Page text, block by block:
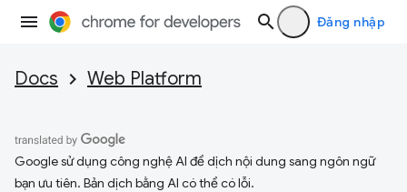
Đăng nhập
Docs Web Platform
Google sử dụng công nghệ AI để dịch nội dung sang ngôn ngữ
bạn ưu tiên. Bản dịch bằng AI có thể có lỗi.